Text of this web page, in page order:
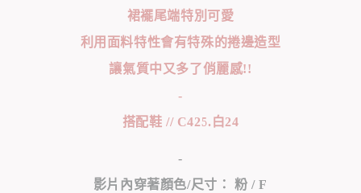
裙襬尾端特別可愛
利用面料特性會有特殊的捲邊造型
讓氣質中又多了俏麗感!!
-
搭配鞋 // C425.白24
-
影片內穿著顏色/尺寸： 粉 / F